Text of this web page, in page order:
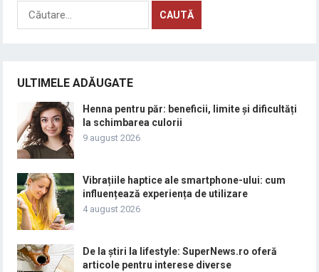
Caută
după:
ULTIMELE ADĂUGATE
Henna pentru păr: beneficii, limite și dificultăți
la schimbarea culorii
9 august 2026
Vibrațiile haptice ale smartphone-ului: cum
influențează experiența de utilizare
4 august 2026
De la știri la lifestyle: SuperNews.ro oferă
articole pentru interese diverse